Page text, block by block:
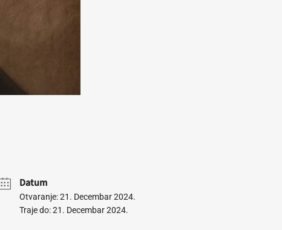
Datum
Otvaranje: 21. Decembar 2024.
Traje do: 21. Decembar 2024.